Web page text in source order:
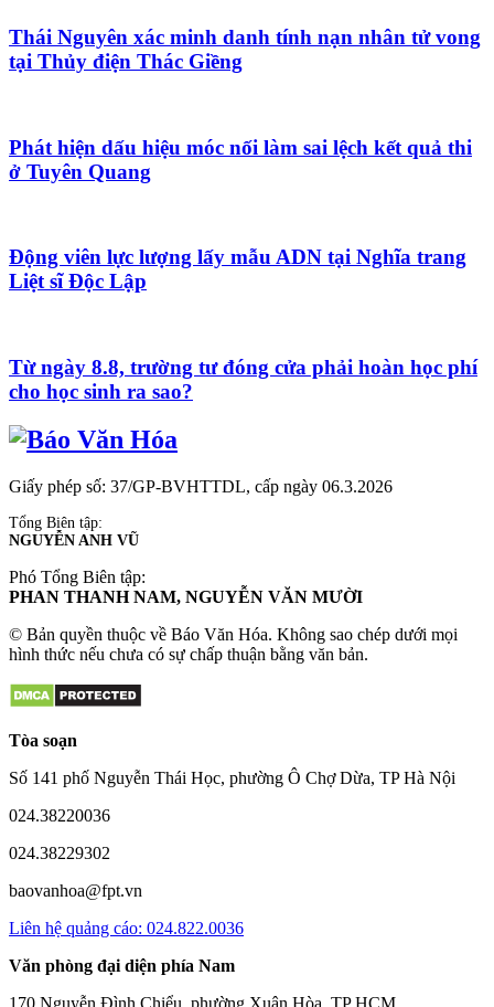
Thái Nguyên xác minh danh tính nạn nhân tử vong
tại Thủy điện Thác Giềng
Phát hiện dấu hiệu móc nối làm sai lệch kết quả thi
ở Tuyên Quang
Động viên lực lượng lấy mẫu ADN tại Nghĩa trang
Liệt sĩ Độc Lập
Từ ngày 8.8, trường tư đóng cửa phải hoàn học phí
cho học sinh ra sao?
Giấy phép số: 37/GP-BVHTTDL, cấp ngày 06.3.2026
Tổng Biên tập:
NGUYỄN ANH VŨ
Phó Tổng Biên tập:
PHAN THANH NAM, NGUYỄN VĂN MƯỜI
© Bản quyền thuộc về Báo Văn Hóa. Không sao chép dưới mọi
hình thức nếu chưa có sự chấp thuận bằng văn bản.
Tòa soạn
Số 141 phố Nguyễn Thái Học, phường Ô Chợ Dừa, TP Hà Nội
024.38220036
024.38229302
baovanhoa@fpt.vn
Liên hệ quảng cáo: 024.822.0036
Văn phòng đại diện phía Nam